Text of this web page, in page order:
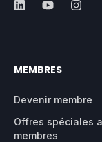
MEMBRES
Devenir membre
Offres spéciales
membres